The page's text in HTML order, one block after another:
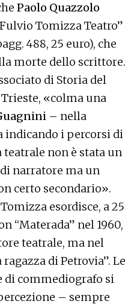
Paolo Quazzolo
Tomizza Teatro”
488, 25 euro), che
morte dello scrittore.
di Storia del
«colma una
– nella
i percorsi di
non è stata un
narratore ma un
certo secondario».
esordisce, a 25
“Materada” nel 1960,
teatrale, ma nel
di Petrovia”. Le
di commediografo si
– sempre